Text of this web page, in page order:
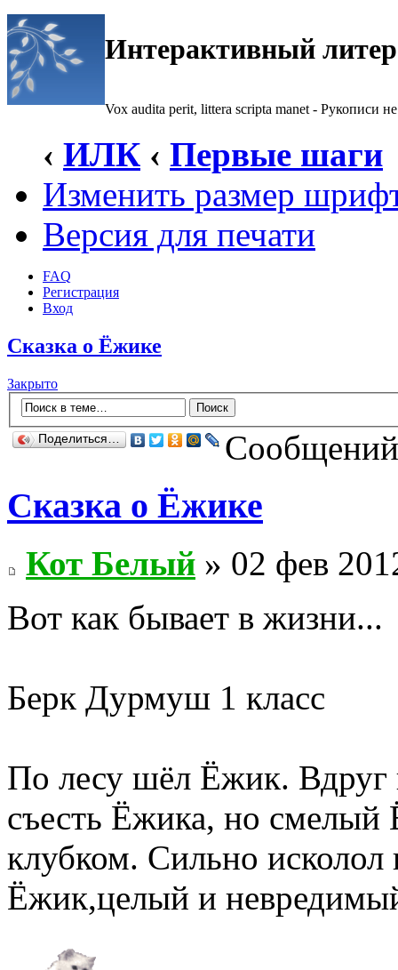
Интерактивный
Vox audita perit, littera scripta manet - Рукописи не
‹ ИЛК ‹ Первые шаги
Изменить размер
Версия для печати
FAQ
Регистрация
Вход
Сказка о Ёжике
Закрыто
Поделиться…
Сказка о Ёжике
Кот Белый » 02 фев
Вот как бывает в жизни...
Берк Дурмуш 1 класс
По лесу шёл Ёжик. Вдруг
съесть Ёжика, но
клубком. Сильно исколол
Ёжик,целый и